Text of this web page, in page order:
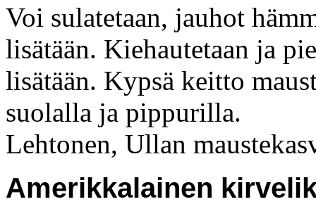
Voi sulatetaan, jauhot
lisätään. Kiehautetaan ja
lisätään. Kypsä keitto
suolalla ja pippurilla.
Lehtonen, Ullan
Amerikkalainen